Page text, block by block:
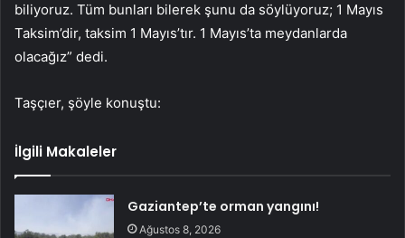
biliyoruz. Tüm bunları bilerek şunu da söylüyoruz; 1 Mayıs
Taksim’dir, taksim 1 Mayıs’tır. 1 Mayıs’ta meydanlarda
olacağız” dedi.
Taşçıer, şöyle konuştu:
İlgili Makaleler
Gaziantep’te orman yangını!
Ağustos 8, 2026